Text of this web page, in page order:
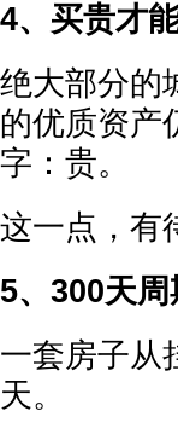
4、买贵才
绝大部分的
的优质资产
字：贵。
这一点，有
5、300天周
一套房子从
天。